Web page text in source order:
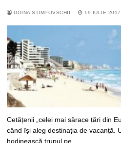
DOINA STIMPOVSCHII 19 IULIE 2017
Cetățenii „celei mai sărace țări din
când își aleg destinația de vacanță.
hodinească trupul pe…